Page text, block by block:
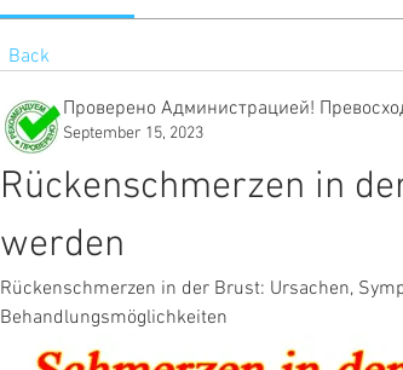
Back
Проверено Администрацией!
September 15, 2023
Rückenschmerzen in
werden
Rückenschmerzen in der Brust: Ursachen,
Behandlungsmöglichkeiten